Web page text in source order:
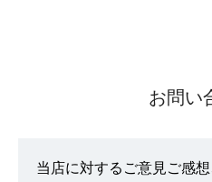
お問い
当店に対するご意見ご感